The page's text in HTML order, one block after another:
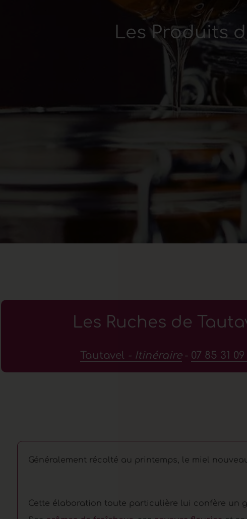
Les Produits
Les Ruches de
Tautavel - Itinéraire - 07 85 31
Généralement récolté au printemps, le miel
Cette élaboration toute particulière lui confère un